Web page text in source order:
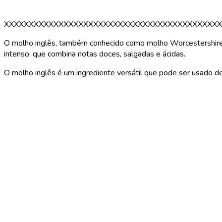
O molho inglês, também conhecido como molho
intenso, que combina notas doces, salgadas e ácidas.
O molho inglês é um ingrediente versátil que pode ser usado